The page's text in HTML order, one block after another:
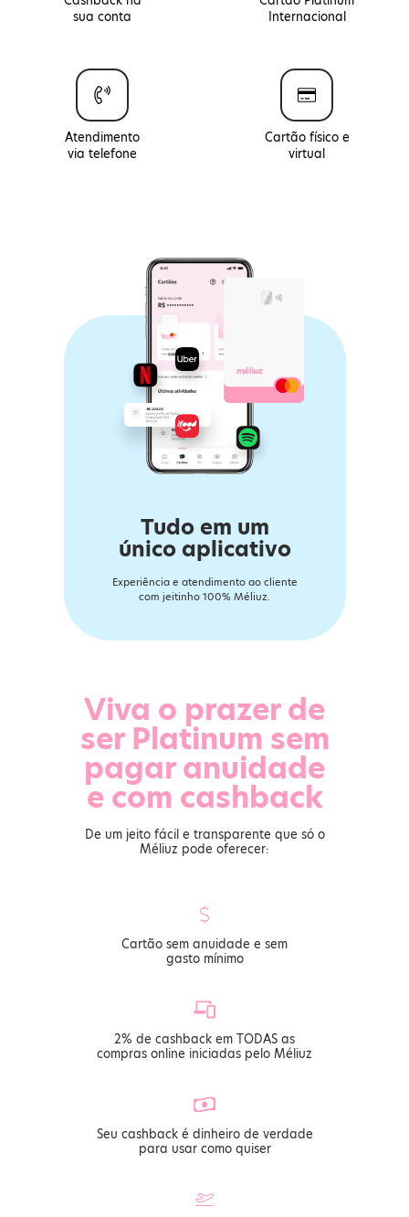
sua conta
Internacional
Atendimento
via telefone
Cartão físico e
virtual
Tudo em um
único aplicativo
Experiência e atendimento ao cliente
com jeitinho 100% Méliuz.
Viva o prazer de
ser Platinum sem
pagar anuidade
e com cashback
De um jeito fácil e transparente que só o
Méliuz pode oferecer:
Cartão sem anuidade e sem
gasto mínimo
2% de cashback em TODAS as
compras online iniciadas pelo Méliuz
Seu cashback é dinheiro de verdade
para usar como quiser